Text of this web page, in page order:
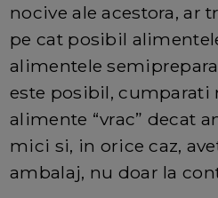
nocive ale acestora, ar
pe cat posibil
alimentele
este posibil, cumparati
alimente “vrac” decat
mici si, in orice caz,
ambalaj, nu doar la